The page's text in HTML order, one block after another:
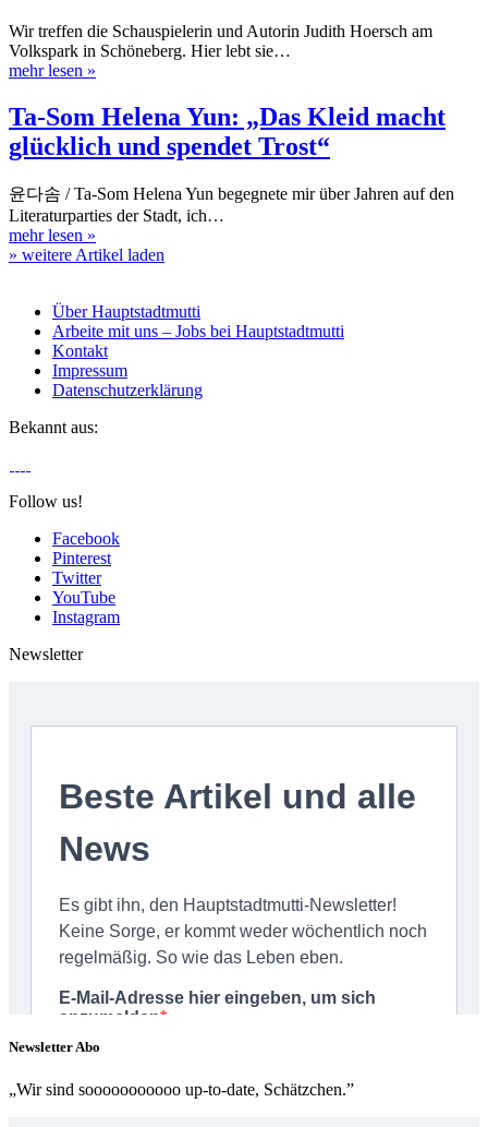
Wir treffen die Schauspielerin und Autorin Judith Hoersch am
Volkspark in Schöneberg. Hier lebt sie…
mehr lesen »
Ta-Som Helena Yun: „Das Kleid macht
glücklich und spendet Trost“
윤다솜 / Ta-Som Helena Yun begegnete mir über Jahren auf den
Literaturparties der Stadt, ich…
mehr lesen »
» weitere Artikel laden
Über Hauptstadtmutti
Arbeite mit uns – Jobs bei Hauptstadtmutti
Kontakt
Impressum
Datenschutzerklärung
Bekannt aus:
Follow us!
Facebook
Pinterest
Twitter
YouTube
Instagram
Newsletter
Newsletter Abo
„Wir sind sooooooooooo up-to-date, Schätzchen.”